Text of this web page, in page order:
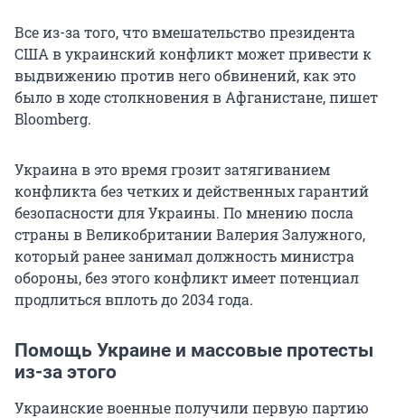
Все из-за того, что вмешательство президента
США в украинский конфликт может привести к
выдвижению против него обвинений, как это
было в ходе столкновения в Афганистане, пишет
Bloomberg.
Украина в это время грозит затягиванием
конфликта без четких и действенных гарантий
безопасности для Украины. По мнению посла
страны в Великобритании Валерия Залужного,
который ранее занимал должность министра
обороны, без этого конфликт имеет потенциал
продлиться вплоть до 2034 года.
Помощь Украине и массовые протесты
из-за этого
Украинские военные получили первую партию